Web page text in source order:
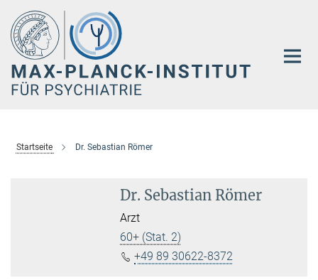
Hauptinhalt
Startseite Dr. Sebastian Römer
Dr. Sebastian Römer
Arzt
60+ (Stat. 2)
+49 89 30622-8372